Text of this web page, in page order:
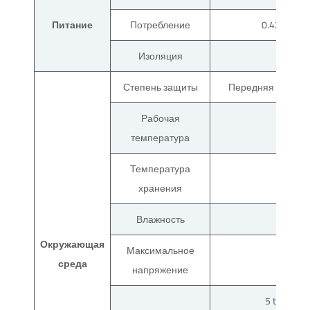
Питание
Потребление
Изоляция
Окружающая
среда
Степень защиты
Передняя
Рабочая
температура
Температура
хранения
Влажность
Максимальное
напряжение
5 to 9Hz